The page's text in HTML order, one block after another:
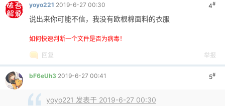
4#
yoyo221 2019-6-27 00:30
说出来你可能不信，我没有欧根棉面料的衣服
如何快速判断一个文件是否为病毒！
回复 举报
5#
bF6eUh3 2019-6-27 00:41
yoyo221 发表于 2019-6-27 00:30